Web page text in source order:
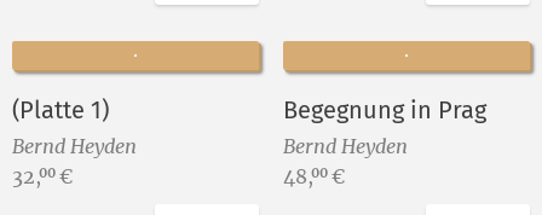
(Platte 1)
Bernd Heyden
Preis:
32,00 €
Begegnung in Prag
Bernd Heyden
Preis:
48,00 €